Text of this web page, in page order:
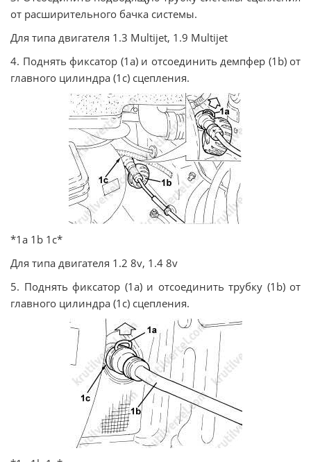
от расширительного бачка системы.
Для типа двигателя 1.3 Multijet, 1.9 Multijet
4. Поднять фиксатор (1а) и отсоединить демпфер (1b) от
главного цилиндра (1с) сцепления.
*1а 1b 1c*
Для типа двигателя 1.2 8v, 1.4 8v
5. Поднять фиксатор (1а) и отсоединить трубку (1b) от
главного цилиндра (1с) сцепления.